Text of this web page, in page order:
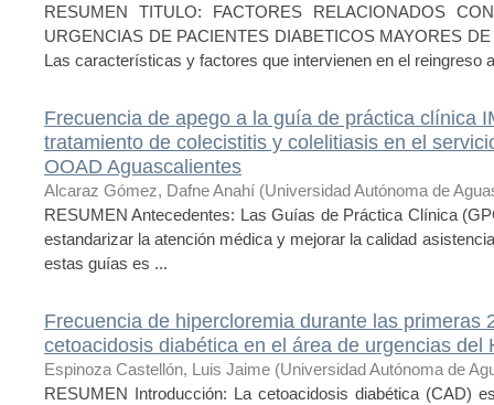
RESUMEN TITULO: FACTORES RELACIONADOS
URGENCIAS DE PACIENTES DIABETICOS MAYORES
Las características y factores que intervienen en el reingreso
Frecuencia de apego a la guía de práctica clínica
tratamiento de colecistitis y colelitiasis en el
OOAD Aguascalientes
Alcaraz Gómez, Dafne Anahí (Universidad Autónoma de
RESUMEN Antecedentes: Las Guías de Práctica Clínica
estandarizar la atención médica y mejorar la calidad
estas guías es ...
Frecuencia de hipercloremia durante las primeras
cetoacidosis diabética en el área de urgencias del
Espinoza Castellón, Luis Jaime (Universidad Autónoma de
RESUMEN Introducción: La cetoacidosis diabética (CAD)